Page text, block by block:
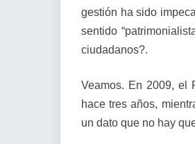
gestión ha sido
sentido
ciudadanos?.
Veamos. En 2009, el
hace tres años,
un dato que no hay